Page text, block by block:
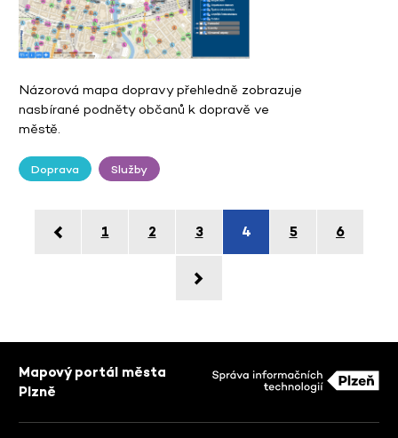
Názorová mapa dopravy přehledně zobrazuje
nasbírané podněty občanů k dopravě ve
městě.
Doprava Služby
1 2 3 4 5 6
Mapový portál města
Plzně